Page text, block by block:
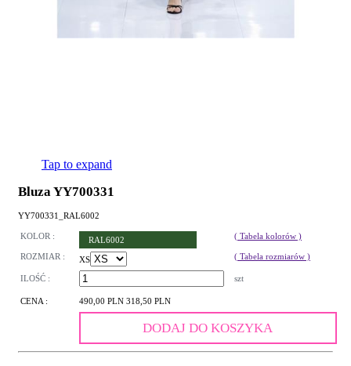
Tap to expand
Bluza YY700331
YY700331_RAL6002
KOLOR : RAL6002 ( Tabela kolorów )
ROZMIAR : XS ( Tabela rozmiarów )
ILOŚĆ : szt
CENA : 490,00 PLN 318,50 PLN
DODAJ DO KOSZYKA